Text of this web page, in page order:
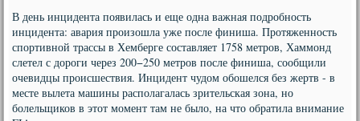
В день инцидента появилась и еще одна важная подробность
инцидента: авария произошла уже после финиша. Протяженность
спортивной трассы в Хемберге составляет 1758 метров, Хаммонд
слетел с дороги через 200−250 метров после финиша, сообщили
очевидцы происшествия. Инцидент чудом обошелся без жертв - в
месте вылета машины располагалась зрительская зона, но
болельщиков в этот момент там не было, на что обратила внимание